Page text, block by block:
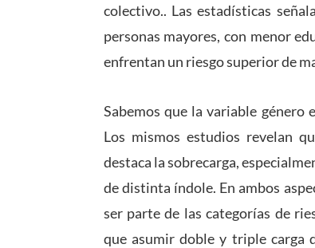
colectivo.. Las estadísticas
personas mayores, con menor
enfrentan un riesgo superior de
Sabemos que la variable género
Los mismos estudios revelan
destaca la sobrecarga,
de distinta índole. En ambos
ser parte de las categorías de
que asumir doble y triple carga